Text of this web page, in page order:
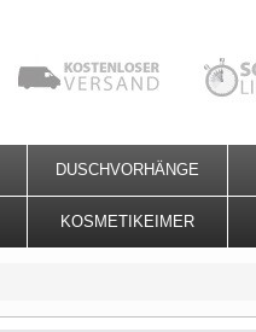
DUSCHVORHÄNGE
KOSMETIKEIMER